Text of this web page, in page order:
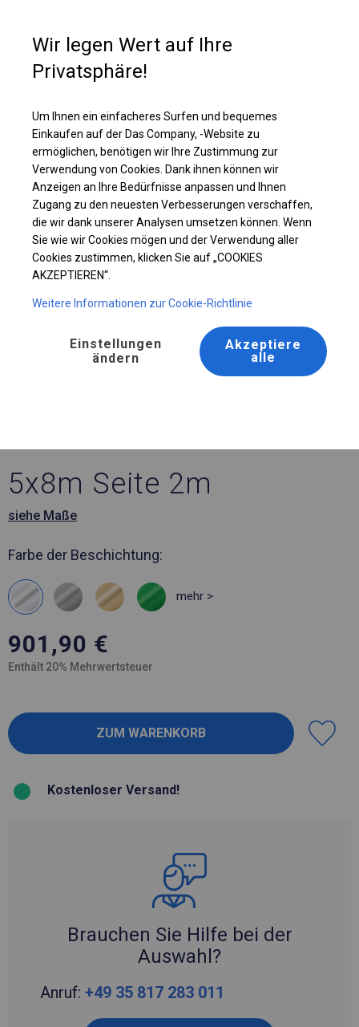
Robustes Werkstattzelt | 5x8 m
5x8m Seite 2m
siehe Maße
Farbe der Beschichtung:
mehr >
901,90 €
Enthält 20% Mehrwertsteuer
Kostenloser Versand!
Brauchen Sie Hilfe bei der
Auswahl?
Anruf: +49 35 817 283 011
Wir legen Wert auf Ihre
Privatsphäre!
Um Ihnen ein einfacheres Surfen und bequemes
Einkaufen auf der Das Company, -Website zu
ermöglichen, benötigen wir Ihre Zustimmung zur
Verwendung von Cookies. Dank ihnen können wir
Anzeigen an Ihre Bedürfnisse anpassen und Ihnen
Zugang zu den neuesten Verbesserungen verschaffen,
die wir dank unserer Analysen umsetzen können. Wenn
Sie wie wir Cookies mögen und der Verwendung aller
Cookies zustimmen, klicken Sie auf „COOKIES
AKZEPTIEREN“.
Weitere Informationen zur Cookie-Richtlinie
Einstellungen
ändern
Akzeptiere
alle